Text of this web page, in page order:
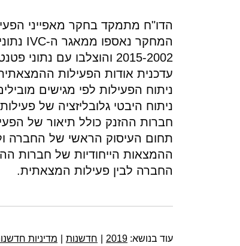
הדו"ח מתמקד בחקר מאפייני
ניתוח הפעילות לפי מגישים
ניתוח היבטי גלובליזציה של
חברות ההזנק כולל תיאור של
תחום העיסוק הראשי של החברה
ההמצאות הייחודיות של חברות
החברה לבין פעילות המצאתית.
עוד בנושא: 2019 חדשנות מדיניות